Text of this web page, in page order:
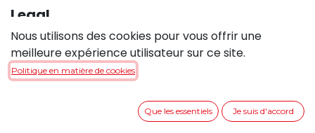
Legal
Politique de confidentialité
Politique de cookies
Conditions générales de vente
Nous utilisons des cookies pour vous offrir une
meilleure expérience utilisateur sur ce site.
Politique en matière de cookies
Que les essentiels Je suis d'accord